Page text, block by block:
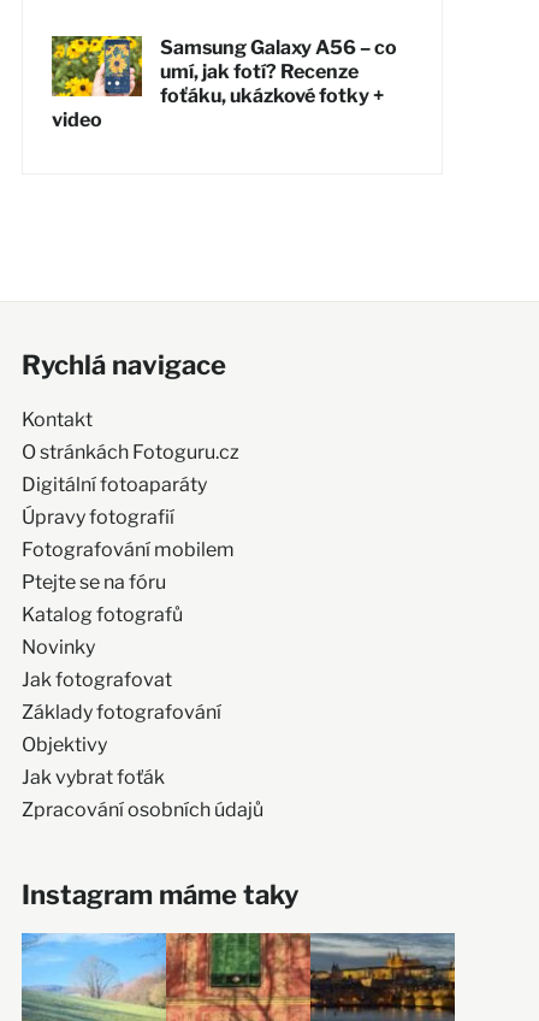
Samsung Galaxy A56 – co
umí, jak fotí? Recenze
foťáku, ukázkové fotky +
video
Rychlá navigace
Kontakt
O stránkách Fotoguru.cz
Digitální fotoaparáty
Úpravy fotografií
Fotografování mobilem
Ptejte se na fóru
Katalog fotografů
Novinky
Jak fotografovat
Základy fotografování
Objektivy
Jak vybrat foťák
Zpracování osobních údajů
Instagram máme taky